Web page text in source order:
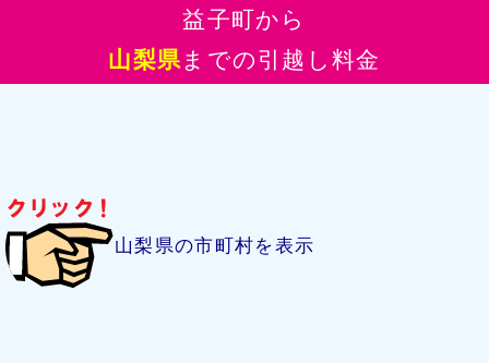
益子町から
山梨県までの引越し料金
山梨県の市町村を表示